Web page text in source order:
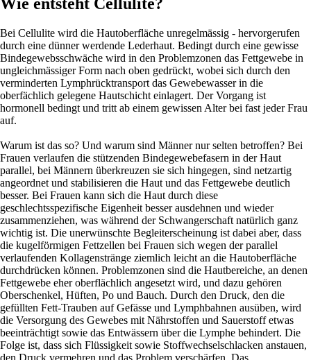
Wie entsteht Cellulite?
Bei Cellulite wird die Hautoberfläche unregelmässig - hervorgerufen
durch eine dünner werdende Lederhaut. Bedingt durch eine gewisse
Bindegewebsschwäche wird in den Problemzonen das Fettgewebe in
ungleichmässiger Form nach oben gedrückt, wobei sich durch den
verminderten Lymphrücktransport das Gewebewasser in die
oberfächlich gelegene Hautschicht einlagert. Der Vorgang ist
hormonell bedingt und tritt ab einem gewissen Alter bei fast jeder Frau
auf.
Warum ist das so? Und warum sind Männer nur selten betroffen? Bei
Frauen verlaufen die stützenden Bindegewebefasern in der Haut
parallel, bei Männern überkreuzen sie sich hingegen, sind netzartig
angeordnet und stabilisieren die Haut und das Fettgewebe deutlich
besser. Bei Frauen kann sich die Haut durch diese
geschlechtsspezifische Eigenheit besser ausdehnen und wieder
zusammenziehen, was während der Schwangerschaft natürlich ganz
wichtig ist. Die unerwünschte Begleiterscheinung ist dabei aber, dass
die kugelförmigen Fettzellen bei Frauen sich wegen der parallel
verlaufenden Kollagenstränge ziemlich leicht an die Hautoberfläche
durchdrücken können. Problemzonen sind die Hautbereiche, an denen
Fettgewebe eher oberflächlich angesetzt wird, und dazu gehören
Oberschenkel, Hüften, Po und Bauch. Durch den Druck, den die
gefüllten Fett-Trauben auf Gefässe und Lymphbahnen ausüben, wird
die Versorgung des Gewebes mit Nährstoffen und Sauerstoff etwas
beeinträchtigt sowie das Entwässern über die Lymphe behindert. Die
Folge ist, dass sich Flüssigkeit sowie Stoffwechselschlacken anstauen,